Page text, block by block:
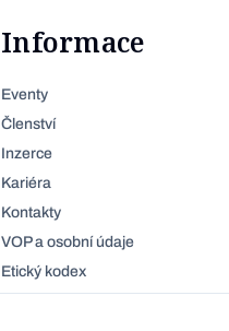
Informace
Eventy
Členství
Inzerce
Kariéra
Kontakty
VOP a osobní údaje
Etický kodex